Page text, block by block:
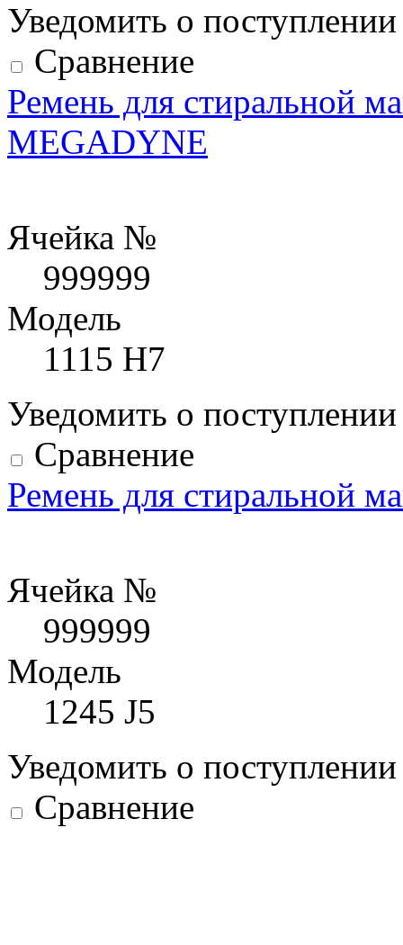
Уведомить о
Сравнение
Ремень для стиральной
MEGADYNE
Ячейка №
999999
Модель
1115 H7
Уведомить о
Сравнение
Ремень для стиральной
Ячейка №
999999
Модель
1245 J5
Уведомить о
Сравнение